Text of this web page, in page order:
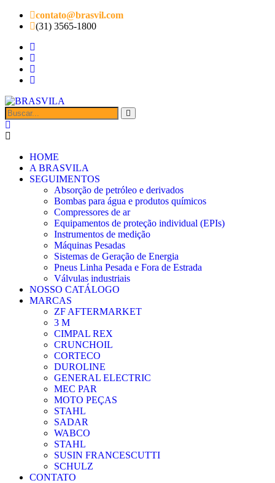
contato@brasvil.com
(31) 3565-1800
HOME
A BRASVILA
SEGUIMENTOS
Absorção de petróleo e derivados
Bombas para água e produtos químicos
Compressores de ar
Equipamentos de proteção individual (EPIs)
Instrumentos de medição
Máquinas Pesadas
Sistemas de Geração de Energia
Pneus Linha Pesada e Fora de Estrada
Válvulas industriais
NOSSO CATÁLOGO
MARCAS
ZF AFTERMARKET
3 M
CIMPAL REX
CRUNCHOIL
CORTECO
DUROLINE
GENERAL ELECTRIC
MEC PAR
MOTO PEÇAS
STAHL
SADAR
WABCO
STAHL
SUSIN FRANCESCUTTI
SCHULZ
CONTATO